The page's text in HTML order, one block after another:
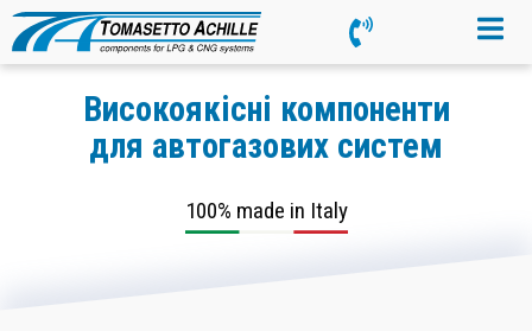
Високоякісні компоненти
для автогазових систем
100% made in Italy